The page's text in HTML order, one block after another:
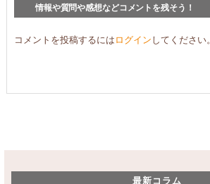
情報や質問や感想などコメントを残そう！
コメントを投稿するにはログインしてください。
最新コラム